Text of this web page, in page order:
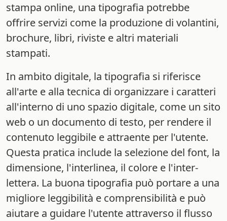
stampa online, una tipografia potrebbe
offrire servizi come la produzione di volantini,
brochure, libri, riviste e altri materiali
stampati.
In ambito digitale, la tipografia si riferisce
all'arte e alla tecnica di organizzare i caratteri
all'interno di uno spazio digitale, come un sito
web o un documento di testo, per rendere il
contenuto leggibile e attraente per l'utente.
Questa pratica include la selezione del font, la
dimensione, l'interlinea, il colore e l'inter-
lettera. La buona tipografia può portare a una
migliore leggibilità e comprensibilità e può
aiutare a guidare l'utente attraverso il flusso